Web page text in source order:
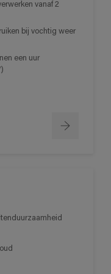
vanaf 2
bij vochtig weer
een uur